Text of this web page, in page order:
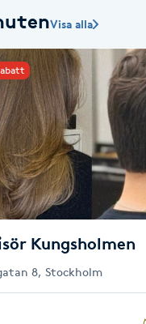
Visa alla
Kungsholmen
8, Stockholm